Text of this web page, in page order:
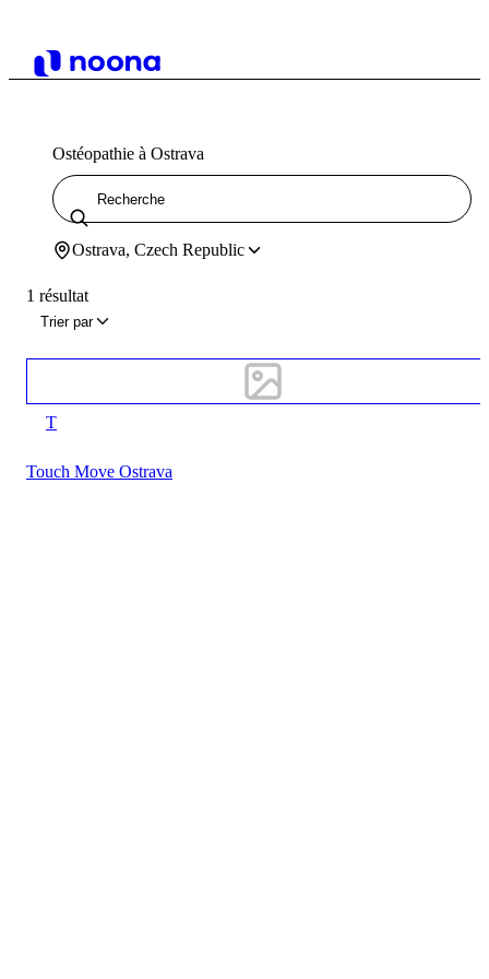
Ostéopathie à Ostrava
Ostrava, Czech Republic
1 résultat
Trier par
T
Touch Move Ostrava